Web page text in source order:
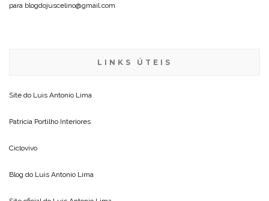
para blogdojuscelino@gmail.com
LINKS ÚTEIS
Site do Luis Antonio Lima
Patricia Portilho Interiores
Ciclovivo
Blog do Luis Antonio Lima